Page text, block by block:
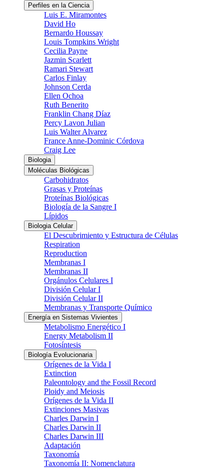
Perfiles en la Ciencia
Luis E. Miramontes
David Ho
Bernardo Houssay
Louis Tompkins Wright
Cecilia Payne
Jazmin Scarlett
Ramari Stewart
Carlos Finlay
Johnson Cerda
Ellen Ochoa
Ruth Benerito
Franklin Chang Díaz
Percy Lavon Julian
Luis Walter Alvarez
France Anne-Dominic Córdova
Craig Lee
Biologia
Moléculas Biológicas
Carbohidratos
Grasas y Proteínas
Proteínas Biológicas
Biología de la Sangre I
Lípidos
Biologia Celular
El Descubrimiento y Estructura de Células
Respiration
Reproduction
Membranas I
Membranas II
Orgánulos Celulares I
División Celular I
División Celular II
Membranas y Transporte Químico
Energía en Sistemas Vivientes
Metabolismo Energético I
Energy Metabolism II
Fotosíntesis
Biología Evolucionaria
Orígenes de la Vida I
Extinction
Paleontology and the Fossil Record
Ploidy and Meiosis
Orígenes de la Vida II
Extinciones Masivas
Charles Darwin I
Charles Darwin II
Charles Darwin III
Adaptación
Taxonomía
Taxonomía II: Nomenclatura